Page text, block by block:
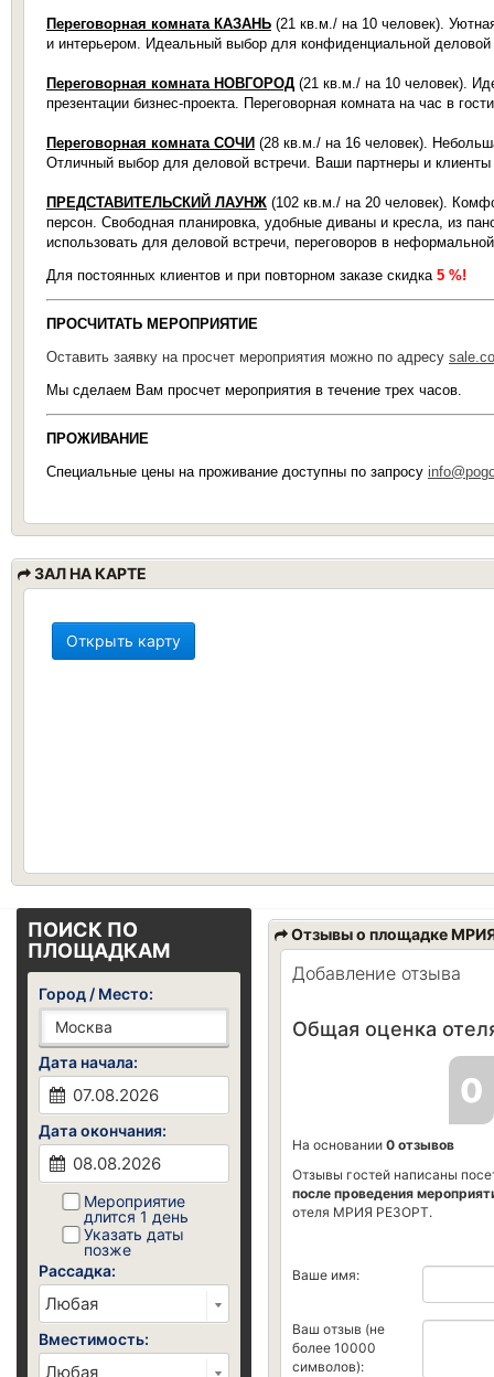
Переговорная комната КАЗАНЬ (21 кв.м./ на 10 человек).
и интерьером. Идеальный выбор для конфиденциальной деловой
Переговорная комната НОВГОРОД (21 кв.м./ на 10 человек).
презентации бизнес-проекта. Переговорная комната на час в
Переговорная комната СОЧИ (28 кв.м./ на 16 человек).
Отличный выбор для деловой встречи. Ваши партнеры и
ПРЕДСТАВИТЕЛЬСКИЙ ЛАУНЖ (102 кв.м./ на 20 человек).
персон. Свободная планировка, удобные диваны и кресла, из
использовать для деловой встречи, переговоров в
Для постоянных клиентов и при повторном заказе скидка 5 %!
ПРОСЧИТАТЬ МЕРОПРИЯТИЕ
Оставить заявку на просчет мероприятия можно по адресу
Мы сделаем Вам просчет мероприятия в течение трех часов.
ПРОЖИВАНИЕ
Специальные цены на проживание доступны по запросу
ЗАЛ НА КАРТЕ
Открыть карту
ПОИСК ПО
ПЛОЩАДКАМ
Город / Место:
Дата начала:
Дата окончания:
Мероприятие
длится 1 день
Указать даты
позже
Рассадка:
Вместимость:
Отзывы о площадке
Добавление отзыва
Общая оценка
0
На основании 0 отзывов
Отзывы гостей написаны
после проведения
отеля МРИЯ РЕЗОРТ.
Ваше имя:
Ваш отзыв (не
более 10000
символов):